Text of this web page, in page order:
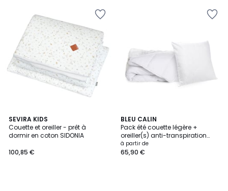
SEVIRA KIDS
Couette et oreiller - prêt à
dormir en coton SIDONIA
100,85 €
BLEU CALIN
Pack été couette légère +
oreiller(s) anti-transpiration
TOPCOOL
à partir de
65,90 €